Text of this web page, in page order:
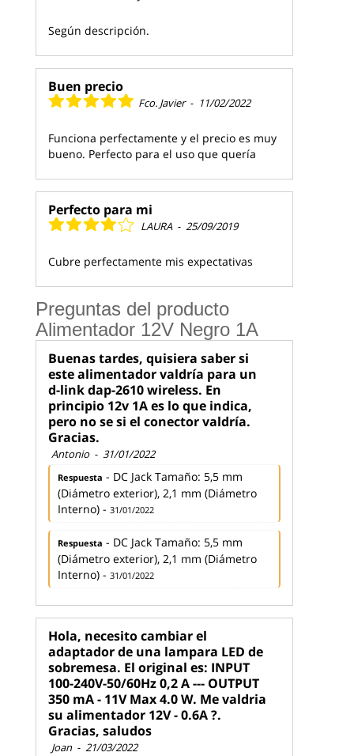
Según descripción.
Buen precio
Fco. Javier - 11/02/2022
Funciona perfectamente y el precio es muy
bueno. Perfecto para el uso que quería
Perfecto para mi
LAURA - 25/09/2019
Cubre perfectamente mis expectativas
Preguntas del producto
Alimentador 12V Negro 1A
Buenas tardes, quisiera saber si
este alimentador valdría para un
d-link dap-2610 wireless. En
principio 12v 1A es lo que indica,
pero no se si el conector valdría.
Gracias.
Antonio - 31/01/2022
Respuesta - DC Jack Tamaño: 5,5 mm
(Diámetro exterior), 2,1 mm (Diámetro
Interno) - 31/01/2022
Respuesta - DC Jack Tamaño: 5,5 mm
(Diámetro exterior), 2,1 mm (Diámetro
Interno) - 31/01/2022
Hola, necesito cambiar el
adaptador de una lampara LED de
sobremesa. El original es: INPUT
100-240V-50/60Hz 0,2 A --- OUTPUT
350 mA - 11V Max 4.0 W. Me valdria
su alimentador 12V - 0.6A ?.
Gracias, saludos
Joan - 21/03/2022